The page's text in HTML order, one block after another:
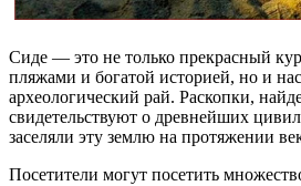
Сиде — это не только прекрасный
пляжами и богатой историей, но и
археологический рай. Раскопки,
свидетельствуют о древнейших
заселяли эту землю на протяжении
Посетители могут посетить